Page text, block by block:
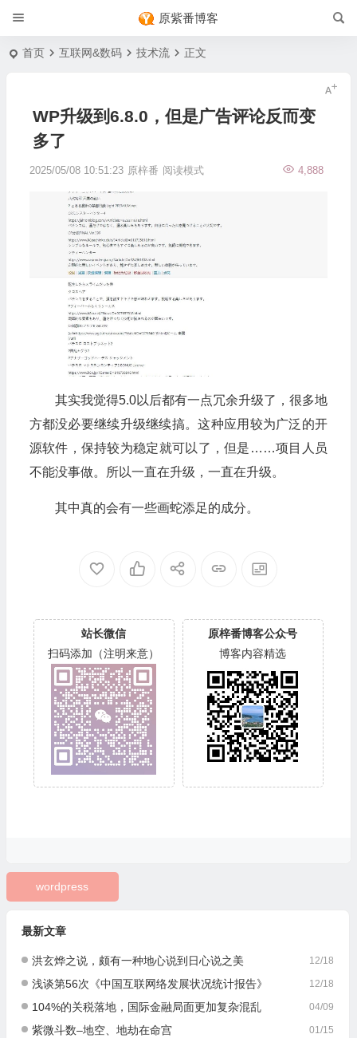
原紫番博客
首页 互联网&数码 技术流 正文
WP升级到6.8.0，但是广告评论反而变
多了
2025/05/08 10:51:23 原梓番 4,888
阅读模式
其实我觉得5.0以后都有一点冗余升级了，很多地
方都没必要继续升级继续搞。这种应用较为广泛的开
源软件，保持较为稳定就可以了，但是……项目人员
不能没事做。所以一直在升级，一直在升级。
其中真的会有一些画蛇添足的成分。
站长微信
扫码添加（注明来意）
原梓番博客公众号
博客内容精选
wordpress
最新文章
12/18
洪玄烨之说，颇有一种地心说到日心说之美
12/18
浅谈第56次《中国互联网络发展状况统计报告》
04/09
104%的关税落地，国际金融局面更加复杂混乱
01/15
紫微斗数–地空、地劫在命宫